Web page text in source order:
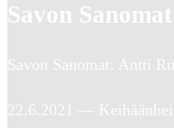
Savon
Savon Sanomat: Antti
22.6.2021 —